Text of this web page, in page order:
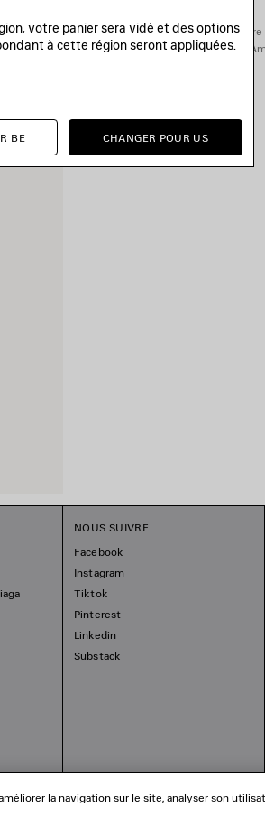
Vous pouvez effectuer votre
NOUS SUIVRE
Facebook
Instagram
Tiktok
Pinterest
Linkedin
Substack
votre panier sera vidé et des options
à cette région seront appliquées.
BE CHANGER POUR US
la navigation sur le site, analyser son